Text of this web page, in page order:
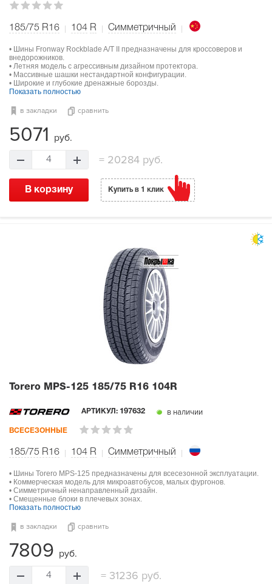
185/75 R16 104 R Симметричный
• Шины Fronway Rockblade A/T II предназначены для кроссоверов и
внедорожников.
• Летняя модель с агрессивным дизайном протектора.
• Массивные шашки нестандартной конфигурации.
• Широкие и глубокие дренажные борозды.
Показать полностью
в закладки сравнить
5071 руб.
4 = 20284 руб.
В корзину Купить в 1 клик
Torero MPS-125 185/75 R16 104R
АРТИКУЛ: 197632 в наличии
ВСЕСЕЗОННЫЕ
185/75 R16 104 R Симметричный
• Шины Torero MPS-125 предназначены для всесезонной эксплуатации.
• Коммерческая модель для микроавтобусов, малых фургонов.
• Симметричный ненаправленный дизайн.
• Смещенные блоки в плечевых зонах.
Показать полностью
в закладки сравнить
7809 руб.
4 =31236 руб.